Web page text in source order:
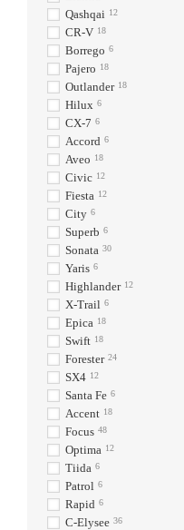
Qashqai 12
CR-V 18
Borrego 6
Pajero 18
Outlander 18
Hilux 6
CX-7 6
Accord 6
Aveo 18
Civic 12
Fiesta 12
City 6
Superb 6
Sonata 30
Yaris 6
Highlander 12
X-Trail 6
Epica 18
Swift 18
Forester 24
SX4 12
Santa Fe 6
Accent 18
Focus 48
Optima 12
Tiida 6
Patrol 6
Rapid 6
C-Elysee 36